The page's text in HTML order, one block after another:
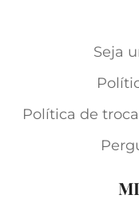
Seja
Política de